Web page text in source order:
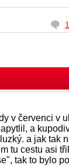
v červenci v
a
a jak tak
tu cestu asi
tak to bylo